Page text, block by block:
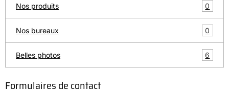
Nos produits 0
Nos bureaux 0
Belles photos 6
Formulaires de contact